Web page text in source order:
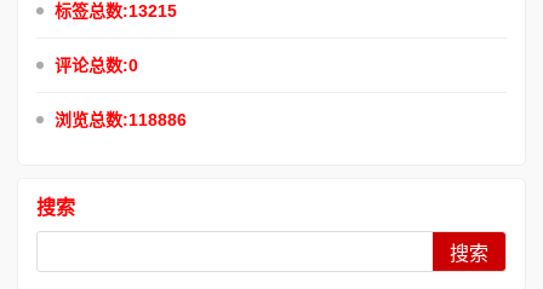
标签总数:13215
评论总数:0
浏览总数:118886
搜索